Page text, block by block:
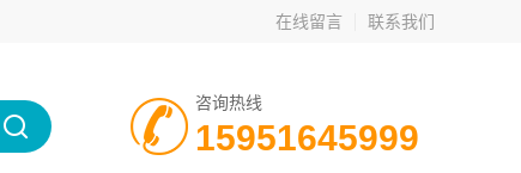
在线留言 联系我们
咨询热线
15951645999